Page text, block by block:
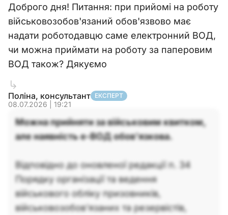
Доброго дня! Питання: при прийомі на роботу
військовозобов'язаний обов'язвово має
надати роботодавцю саме електронний ВОД,
чи можна приймати на роботу за паперовим
ВОД також? Дякуємо
Поліна, консультант ЕКСПЕРТ
08.07.2026 | 19:21
Можна прийняти за військовим квитком,
але наявність е-ВОД обов’язкова.
Відповідно до оновленої редакції п. 34
Порядку організації та ведення
військового обліку призовників,
військовозобов'язаних та резервістів,